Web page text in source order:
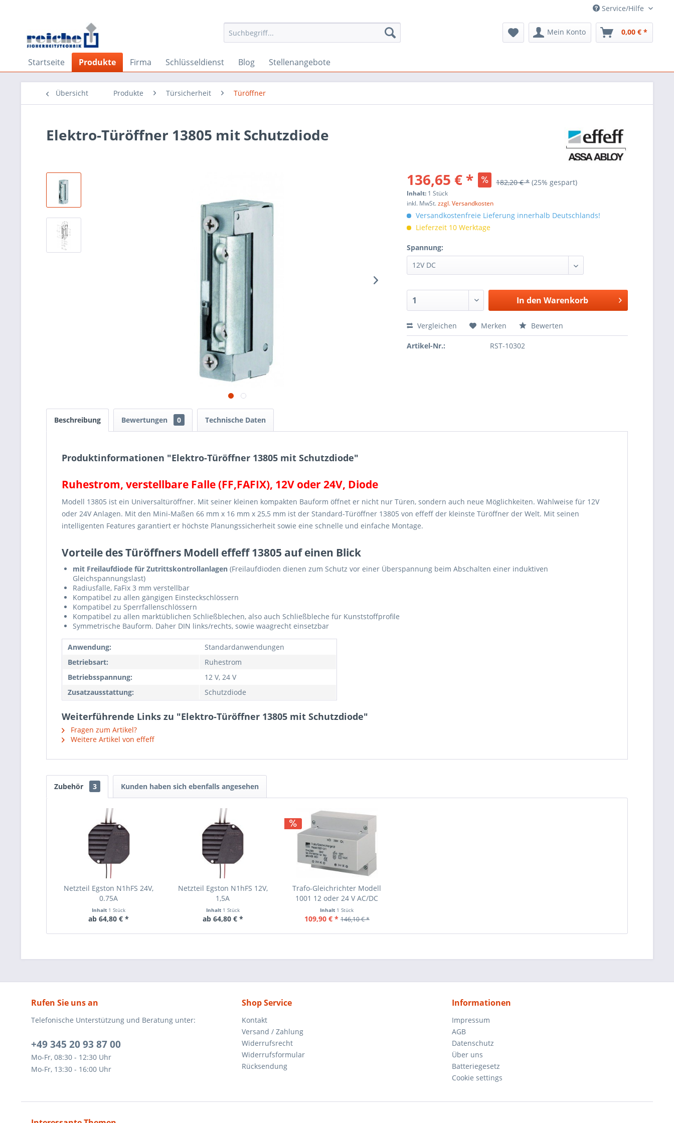
Service/Hilfe
Mein Konto 0,00 € *
Startseite Produkte Firma Schlüsseldienst Blog Stellenangebote
Übersicht Produkte Türsicherheit Türöffner
Elektro-Türöffner 13805 mit Schutzdiode
136,65 € * 182,20 € * (25% gespart)
Inhalt: 1 Stück
inkl. MwSt.zzgl. Versandkosten
Versandkostenfreie Lieferung innerhalb Deutschlands!
Lieferzeit 10 Werktage
Spannung:
In den Warenkorb
Vergleichen Merken Bewerten
Artikel-Nr.: RST-10302
Beschreibung Bewertungen 0 Technische Daten
Produktinformationen "Elektro-Türöffner 13805 mit Schutzdiode"
Ruhestrom, verstellbare Falle (FF,FAFIX), 12V oder 24V, Diode
Modell 13805 ist ein Universaltüröffner. Mit seiner kleinen kompakten Bauform öffnet er nicht nur Türen, sondern auch neue Möglichkeiten. Wahlweise für 12V
oder 24V Anlagen. Mit den Mini-Maßen 66 mm x 16 mm x 25,5 mm ist der Standard-Türöffner 13805 von effeff der kleinste Türöffner der Welt. Mit seinen
intelligenten Features garantiert er höchste Planungssicherheit sowie eine schnelle und einfache Montage.
Vorteile des Türöffners Modell effeff 13805 auf einen Blick
mit Freilaufdiode für Zutrittskontrollanlagen (Freilaufdioden dienen zum Schutz vor einer Überspannung beim Abschalten einer induktiven
Gleichspannungslast)
Radiusfalle, FaFix 3 mm verstellbar
Kompatibel zu allen gängigen Einsteckschlössern
Kompatibel zu Sperrfallenschlössern
Kompatibel zu allen marktüblichen Schließblechen, also auch Schließbleche für Kunststoffprofile
Symmetrische Bauform. Daher DIN links/rechts, sowie waagrecht einsetzbar
Anwendung:
Standardanwendungen
Betriebsart:
Ruhestrom
Betriebsspannung:
12 V, 24 V
Zusatzausstattung:
Schutzdiode
Weiterführende Links zu "Elektro-Türöffner 13805 mit Schutzdiode"
Fragen zum Artikel?
Weitere Artikel von effeff
Zubehör 3 Kunden haben sich ebenfalls angesehen
Netzteil Egston N1hFS 24V,
0.75A
Inhalt 1 Stück
ab 64,80 € *
Netzteil Egston N1hFS 12V,
1,5A
Inhalt 1 Stück
ab 64,80 € *
Trafo-Gleichrichter Modell
1001 12 oder 24 V AC/DC
Inhalt 1 Stück
109,90 € * 146,10 € *
Rufen Sie uns an
Telefonische Unterstützung und Beratung unter:
+49 345 20 93 87 00
Mo-Fr, 08:30 - 12:30 Uhr
Mo-Fr, 13:30 - 16:00 Uhr
Shop Service
Kontakt
Versand / Zahlung
Widerrufsrecht
Widerrufsformular
Rücksendung
Informationen
Impressum
AGB
Datenschutz
Über uns
Batteriegesetz
Cookie settings